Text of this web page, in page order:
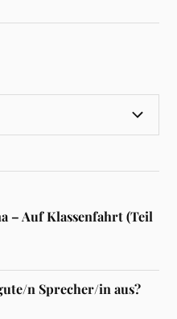
– Auf Klassenfahrt (Teil
n Sprecher/in aus?